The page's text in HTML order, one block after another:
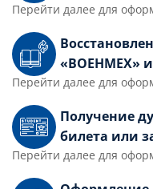
Перейти далее для
«ВОЕНМЕХ»
Перейти далее для
Получение
билета или
Перейти далее для